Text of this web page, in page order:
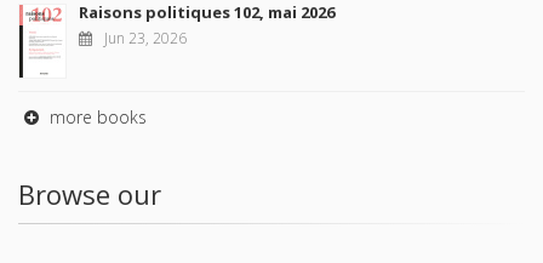
Raisons politiques 102, mai 2026
Jun 23, 2026
more books
Browse our